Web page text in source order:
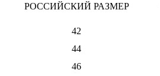
РОССИЙСКИЙ РАЗМЕР
42
44
46